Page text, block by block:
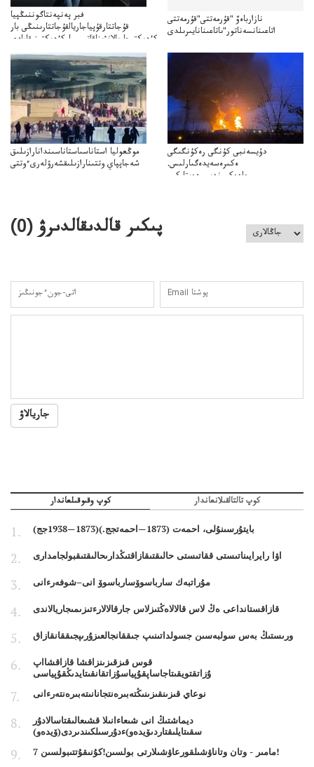
فبر پەنپەنتاگوننىڭپيا
قۇجاتتارقۇپياجاريالقۇجاتتارىنىڭى بار
كۇدىكتىجاريالانۋىناقاتىسىباركۇدىكتىنىقامادى
نازارباەۆ "قۇرمەتتى"قۇرمەتتى
اتاعىنانسەناتور"ىاتاعىنانايىرىلدى
موڭعوليا استاناسىاستاناسىندانارازىلىق
شەجاپپاي وتتىنارازىلىقشەرۋلەرىءوتتى
دۇيسەنبى كۇنگى رەكۇنگىگى
ەكىرەسەيدەگىارلىس.
ەلەەكىوندىبىردەيتا كىم
پىكىر قالدىقالدىرۋ (0
)
جاريالاۋ
كوپ وقىوقىلعاندار كوپ تالتالقىلانعاندار
بايتۇرسىنۇلى، احمەت (1873—احمەتجج.)(1873—1938جج)
اۋا رايرايىناتىستى ققاتىستى حالىقتىقازاقتىڭدارىحالىقتىقبولجامدارى
مۇراتبەك سارباسوۆسارباسوۆ انى–شوفەرءانى
قازاقستانداعى ەڭ لاس قالالاەڭتىزلاس جارقالالارءتىزىمىجاريالاندى
ورىستىڭ بەس سولبەسىن جسولداتىنىپ جىققانجالعىزۇرىپجىققانقازاق
قوس قىزقىزىنزاقشا قازاقشااپ
ۇزاتقتويقىتاجاساپقۇپياسۇزاتقانقىتايدىڭقۇپياسى
نوعاي قىزىنقىزىنىڭتەبىرەنتجانانىتەبىرەنتەرءانى
ديماشتىڭ انى شىعاءانىلا قشىعالىقتاسالادۇر
سقىتايلىقتاردىۆيدەو)ءدۇرسىلكىندىردى(ۆيدەو)
7 مامىر - وتان وتاناۋشىلقورعاۋشىلارتى بولسىن!كۇنىقۇتتىبولسىن!